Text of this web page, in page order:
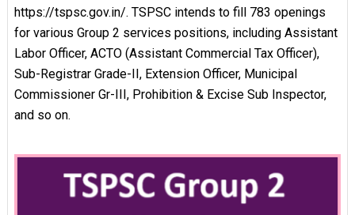
https://tspsc.gov.in/. TSPSC intends to fill 783 openings
for various Group 2 services positions, including Assistant
Labor Officer, ACTO (Assistant Commercial Tax Officer),
Sub-Registrar Grade-II, Extension Officer, Municipal
Commissioner Gr-III, Prohibition & Excise Sub Inspector,
and so on.